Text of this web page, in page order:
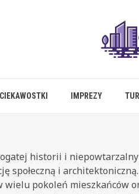
CIEKAWOSTKI IMPREZY
historii i
społeczną i
pokoleń mieszkańców